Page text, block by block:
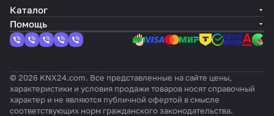
Каталог
Помощь
© 2026 KNX24.com. Все представленные на сайте цены,
характеристики и условия продажи товаров носят справочный
характер и не являются публичной офертой в смысле
соответствующих норм гражданского законодательства.